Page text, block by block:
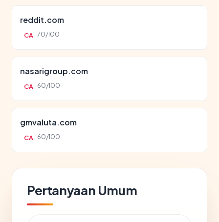
reddit.com
CA 70/100
nasarigroup.com
CA 60/100
gmvaluta.com
CA 60/100
Pertanyaan Umum